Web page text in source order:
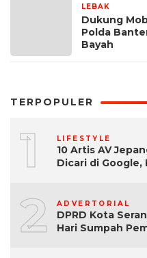
LEBAK
Dukung
Polda
Bayah
TERPOPULER
1 LIFESTYLE
10 Artis AV
Dicari di Google,
2 ADVERTORIAL
DPRD Kota
Hari Sumpah